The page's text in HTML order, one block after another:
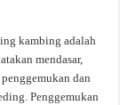
kambing adalah
mendasar,
dan
Penggemukan